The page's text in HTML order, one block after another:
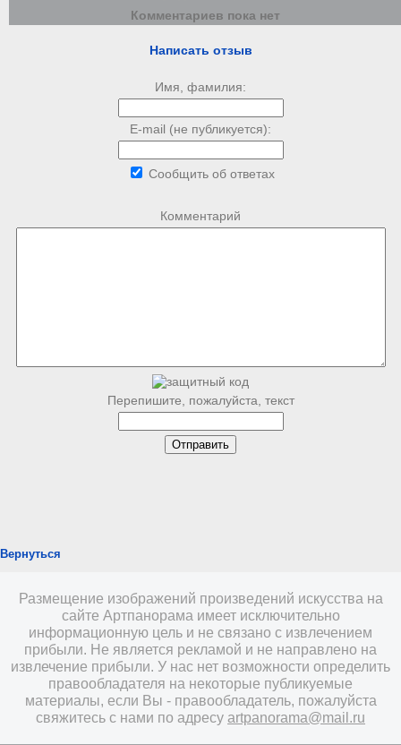
Комментариев пока нет
Написать отзыв
Имя, фамилия:
E-mail (не публикуется):
Сообщить об ответах
Комментарий
Перепишите, пожалуйста, текст
Вернуться
Размещение изображений произведений искусства на
сайте Артпанорама имеет исключительно
информационную цель и не связано с извлечением
прибыли. Не является рекламой и не направлено на
извлечение прибыли. У нас нет возможности определить
правообладателя на некоторые публикуемые
материалы, если Вы - правообладатель, пожалуйста
свяжитесь с нами по адресу artpanorama@mail.ru